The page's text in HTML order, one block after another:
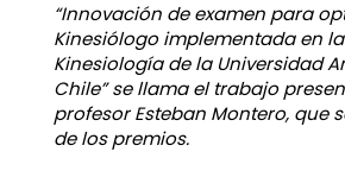
“Innovación de examen para
Kinesiólogo implementada en
Kinesiología de la Universidad
Chile” se llama el trabajo
profesor Esteban Montero, que
de los premios.